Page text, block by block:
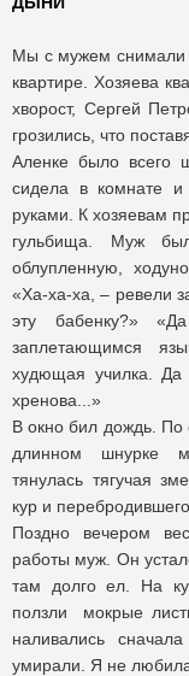
Мы с мужем снимали
квартире. Хозяева
хворост, Сергей
грозились, что
Аленке было всего
сидела в комнате и
руками. К хозяевам
гульбища. Муж
облупленную,
«Ха-ха-ха, – ревели
эту бабенку?»
заплетающимся
худющая училка. Да
хренова...»
В окно бил дождь. По
длинном шнурке
тянулась тягучая
кур и перебродившего
Поздно вечером
работы муж. Он
там долго ел. На
ползли мокрые
наливались
умирали. Я не